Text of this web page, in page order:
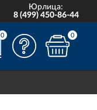
ПО ВСЕЙ РОССИИ
Юрлица:
8 (499) 450-86-44
0 0